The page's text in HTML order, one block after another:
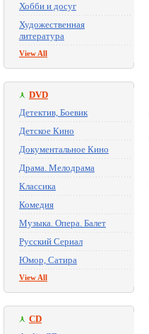
Хобби и досуг
Художественная
литература
View All
DVD
Детектив, Боевик
Детское Кино
Документальное Кино
Драма. Мелодрама
Классика
Комедия
Музыка. Опера. Балет
Русский Сериал
Юмор, Сатира
View All
CD